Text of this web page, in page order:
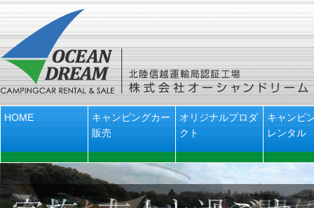
HOME
キャンピングカー
販売
オリジナルプロダ
クト
キャンピ
レンタル